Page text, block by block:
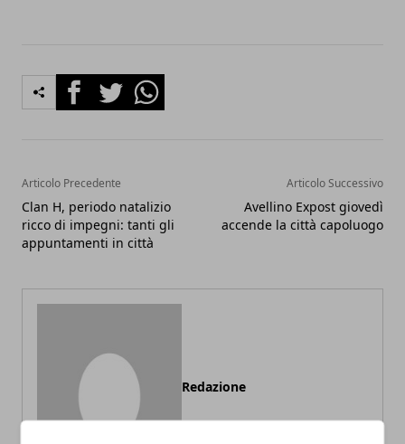
FacebookTwitterWhatsapp
Articolo Precedente
Clan H, periodo natalizio
ricco di impegni: tanti gli
appuntamenti in città
Articolo Successivo
Avellino Expost giovedì
accende la città capoluogo
Redazione